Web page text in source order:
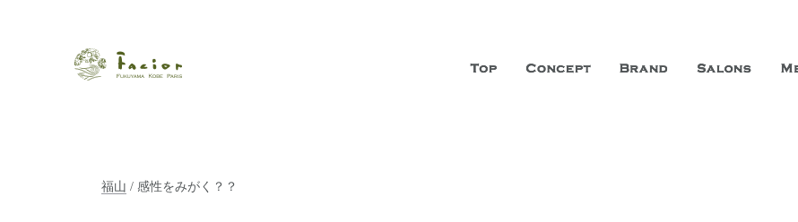
【福山・神戸・Paris】オーガニックエステサロン ファシオ
瀬戸内から世界に展開するエステサロン「ファシオール」。福山市に3店舗、神戸三宮に「神戸店」 パリサンジェルマン通りに「パリ店
ポジティブライフを応援します。オーガニックコスメ・商品にこだわり、内面から美しくなることを追求する「本物」の商品・技術・サ
福山 / 感性をみがく？？